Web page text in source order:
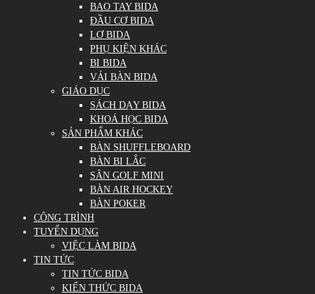
BAO TAY BIDA
ĐẦU CƠ BIDA
LƠ BIDA
PHỤ KIỆN KHÁC
BI BIDA
VẢI BÀN BIDA
GIÁO DỤC
SÁCH DẠY BIDA
KHOÁ HỌC BIDA
SẢN PHẨM KHÁC
BÀN SHUFFLEBOARD
BÀN BI LẮC
SÂN GOLF MINI
BÀN AIR HOCKEY
BÀN POKER
CÔNG TRÌNH
TUYỂN DỤNG
VIỆC LÀM BIDA
TIN TỨC
TIN TỨC BIDA
KIẾN THỨC BIDA